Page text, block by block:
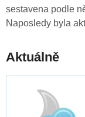
sestavena podle
Naposledy byla
Aktuálně